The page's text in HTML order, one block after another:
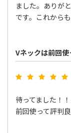
ました。ありが
です。これから
Vネックは前回
待ってました！
前回使って評判